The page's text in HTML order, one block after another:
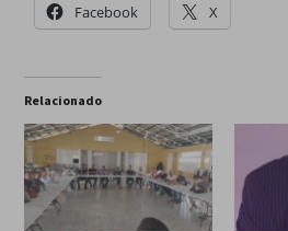
Facebook X
Relacionado